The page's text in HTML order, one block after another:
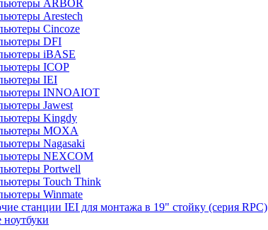
ARBOR
Arestech
Cincoze
DFI
iBASE
ICOP
IEI
INNOAIOT
Jawest
Kingdy
MOXA
Nagasaki
NEXCOM
Portwell
Touch Think
Winmate
станции IEI для монтажа в 19" стойку (серия RPC)